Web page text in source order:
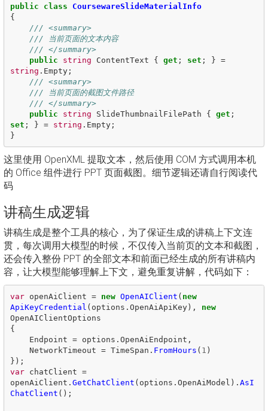
public class
CoursewareSlideMaterialInfo
{
/// <summary>
/// 当前页面的文本内容
/// </summary>
public
string ContentText { get ; set ; } =
string . Empty;
/// <summary>
/// 当前页面的截图文件路径
/// </summary>
public
string SlideThumbnailFilePath { get ;
set ; } = string . Empty;
}
这里使用 OpenXML 提取文本，然后使用 COM 方式调用本机
的 Office 组件进行 PPT 页面截图。细节逻辑还请自行阅读代
码
讲稿生成逻辑
讲稿生成是整个工具的核心，为了保证生成的讲稿上下文连
贯，每次调用大模型的时候，不仅传入当前页的文本和截图，
还会传入整份 PPT 的全部文本和前面已经生成的所有讲稿内
容，让大模型能够理解上下文，避免重复讲解，代码如下：
var openAiClient = new OpenAIClient ( new
ApiKeyCredential ( options . OpenAiApiKey),
new
OpenAIClientOptions
{
Endpoint = options . OpenAiEndpoint ,
NetworkTimeout = TimeSpan . FromHours ( 1 )
});
var
chatClient =
openAiClient . GetChatClient ( options . OpenAiModel ). AsI
ChatClient ();